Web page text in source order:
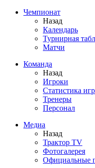
Чемпионат
Назад
Календарь
Турнирная
Матчи
Команда
Назад
Игроки
Статистика
Тренеры
Персонал
Медиа
Назад
Трактор TV
Фотогалерея
Официальные